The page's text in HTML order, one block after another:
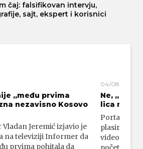
čaj: falsifikovan intervju,
sajt, ekspert i korisnici
„među prvima
nezavisno Kosovo
Jeremić izjavio je
na televiziji Informer da
prvima pohitala da
04/08/2026
Ne,
lica
Portal 24
plasirali su
video-